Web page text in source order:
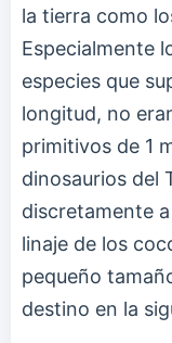
la tierra como
Especialmente
especies que
longitud, no
primitivos de 1
dinosaurios del
discretamente
linaje de los
pequeño
destino en la